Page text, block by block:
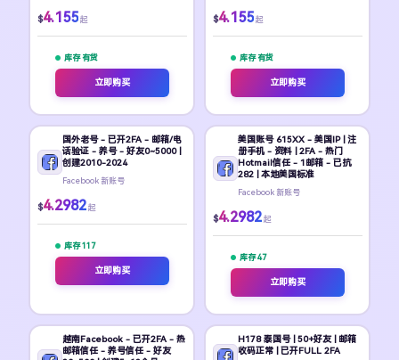
$4.155 起
库存 有货
立即购买
$4.155 起
库存 有货
立即购买
国外老号 - 已开2FA - 邮箱/电
话验证 - 养号 - 好友0~5000 |
创建2010-2024
Facebook 新账号
$4.2982 起
库存 117
立即购买
美国账号 615XX - 美国IP | 注
册手机 - 资料 | 2FA - 热门
Hotmail信任 - 1邮箱 - 已抗
282 | 本地美国标准
Facebook 新账号
$4.2982 起
库存 47
立即购买
越南Facebook - 已开2FA - 热
邮箱信任 - 养号信任 - 好友
H178 泰国号 | 50+好友 | 邮箱
收码正常 | 已开FULL 2FA